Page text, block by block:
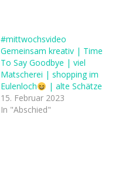
#mittwochsvideo
Gemeinsam kreativ | Time
To Say Goodbye | viel
Matscherei | shopping im
Eulenloch
| alte Schätze
15. Februar 2023
In "Abschied"